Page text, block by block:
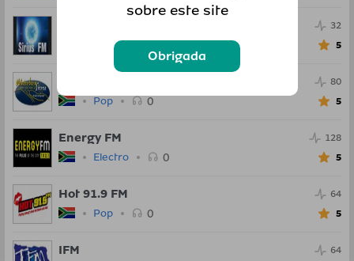
Notícias 0
32
5
Pop 0
80
5
Energy FM
Electro 0
128
5
Hot 91.9 FM
Pop 0
64
5
IFM
64
sobre este site
Obrigada